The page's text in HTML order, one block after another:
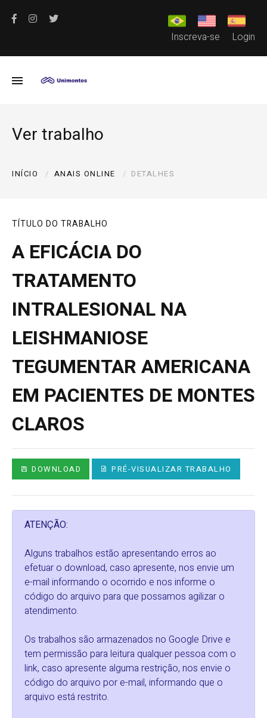
Inscreva-se Login
Ver trabalho
INÍCIO ANAIS ONLINE DETALHES
TÍTULO DO TRABALHO
A EFICÁCIA DO
TRATAMENTO
INTRALESIONAL NA
LEISHMANIOSE
TEGUMENTAR AMERICANA
EM PACIENTES DE MONTES
CLAROS
DOWNLOAD PRÉ-VISUALIZAR TRABALHO
ATENÇÃO:
Alguns trabalhos estão apresentando erros ao
efetuar o download, caso apresente, nos envie um
e-mail informando o ocorrido e nos informe o
código do arquivo para que possamos agilizar o
atendimento.
Os trabalhos são armazenados no Google Drive e
tem permissão para leitura qualquer pessoa com o
link, caso apresente alguma restrição, nos envie o
código do arquivo por e-mail, informando que o
arquivo está restrito.